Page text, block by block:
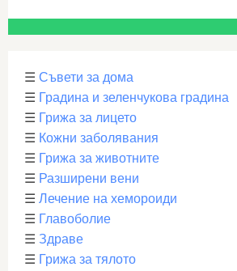
☰ Съвети за дома
☰ Градина и зеленчукова градина
☰ Грижа за лицето
☰ Кожни заболявания
☰ Грижа за животните
☰ Разширени вени
☰ Лечение на хемороиди
☰ Главоболие
☰ Здраве
☰ Грижа за тялото